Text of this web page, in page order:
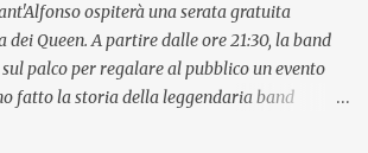
ospiterà una serata gratuita
dei Queen. A partire dalle ore 21:30, la band
palco per regalare al pubblico un evento
fatto la storia della leggendaria band